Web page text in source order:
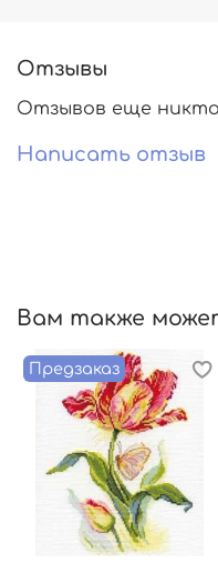
Отзывы
Отзывов еще
Написать отзыв
Вам также
Предзаказ